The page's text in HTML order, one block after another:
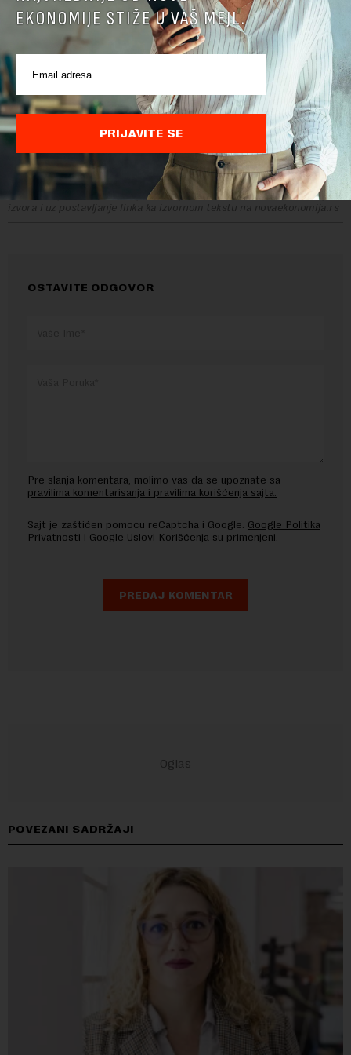
kulturu, svakodnevne potrebe i podstaknu najbolje u nama.
Kad postavimo ta pitanja, počinjemo da stvaramo ideje i
koncepte. Zatim ih procenjujemo i pravimo prioritete kako
bismo dobili najbolje rešenje za našu planetu, društvo,
pojedinca i, naravno, klijenta. To nije uvek lako, s obzirom na to
da ima mnogo faktora koje bi trebalo uzeti u obzir, ali je
svakako proces u kom uživamo, a ljubav prema onome što
radite je najveći pokretač.
Preuzimanje delova teksta je dozvoljeno, ali uz obavezno navođenje
izvora i uz postavljanje linka ka izvornom tekstu na novaekonomija.rs
OSTAVITE ODGOVOR
Pre slanja komentara, molimo vas da se upoznate sa
pravilima komentarisanja i pravilima korišćenja sajta.
Sajt je zaštićen pomocu reCaptcha i Google. Google Politika
Privatnosti i Google Uslovi Korišćenja su primenjeni.
POVEZANI SADRŽAJI
EKONOMIJE STIŽE U VAŠ MEJL.
PRIJAVITE SE